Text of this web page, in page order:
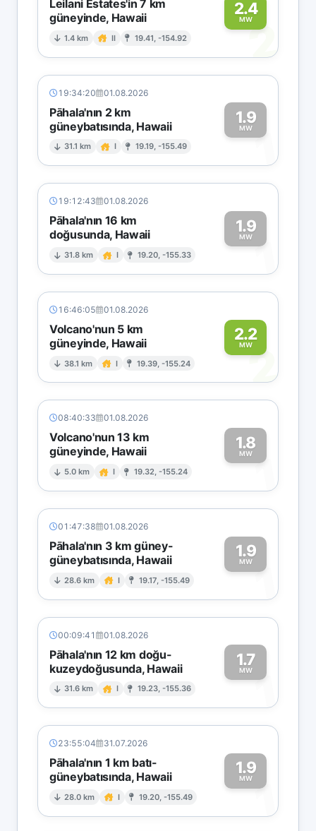
Leilani Estates'in 7 km
güneyinde, Hawaii
1.4 km II 19.41, -154.92
2.4
MW2
19:34:20 01.08.2026
Pāhala'nın 2 km
güneybatısında, Hawaii
31.1 km I 19.19, -155.49
1.9
MW1
19:12:43 01.08.2026
Pāhala'nın 16 km
doğusunda, Hawaii
31.8 km I 19.20, -155.33
1.9
MW1
16:46:05 01.08.2026
Volcano'nun 5 km
güneyinde, Hawaii
38.1 km I 19.39, -155.24
2.2
MW2
08:40:33 01.08.2026
Volcano'nun 13 km
güneyinde, Hawaii
5.0 km I 19.32, -155.24
1.8
MW1
01:47:38 01.08.2026
Pāhala'nın 3 km güney-
güneybatısında, Hawaii
28.6 km I 19.17, -155.49
1.9
MW1
00:09:41 01.08.2026
Pāhala'nın 12 km doğu-
kuzeydoğusunda, Hawaii
31.6 km I 19.23, -155.36
1.7
MW1
23:55:04 31.07.2026
Pāhala'nın 1 km batı-
güneybatısında, Hawaii
28.0 km I 19.20, -155.49
1.9
MW1